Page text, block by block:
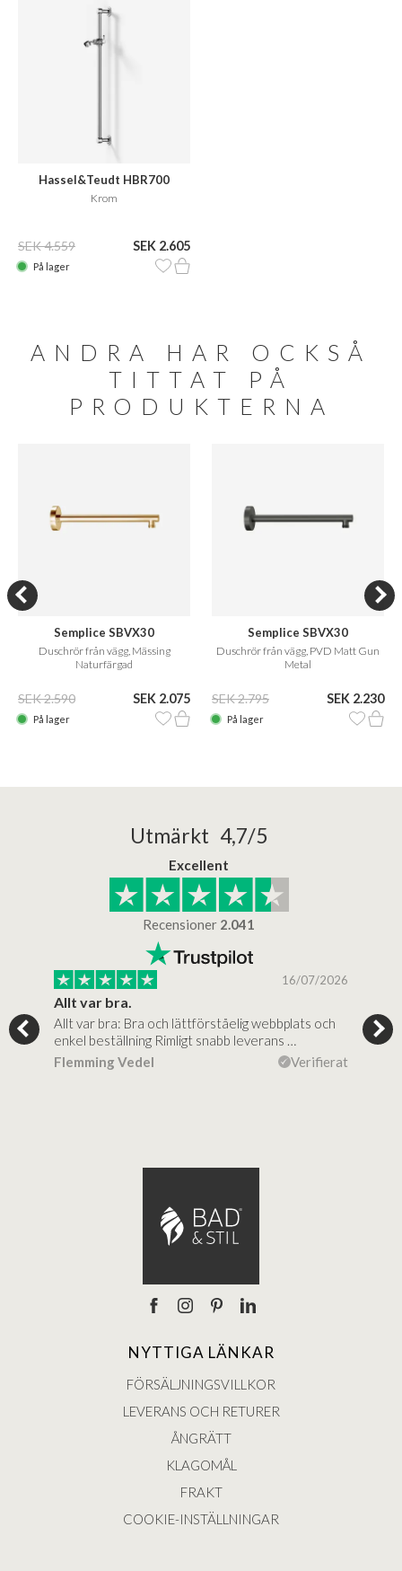
Hassel&Teudt HBR700
Krom
SEK 4.559 SEK 2.605
På lager
ANDRA HAR OCKSÅ
TITTAT PÅ
PRODUKTERNA
Semplice SBVX30
Duschrör från vägg, Mässing
Naturfärgad
SEK 2.590 SEK 2.075
På lager
Semplice SBVX30
Duschrör från vägg, PVD Matt Gun
Metal
SEK 2.795 SEK 2.230
På lager
Utmärkt 4,7/5
Excellent
Recensioner 2.041
16/07/2026
Allt var bra.
Allt var bra: Bra och lättförståelig webbplats och
enkel beställning Rimligt snabb leverans …
Flemming Vedel
Verifierat
Jag
NYTTIGA LÄNKAR
FÖRSÄLJNINGSVILLKOR
LEVERANS OCH RETURER
ÅNGRÄTT
KLAGOMÅL
FRAKT
COOKIE-INSTÄLLNINGAR